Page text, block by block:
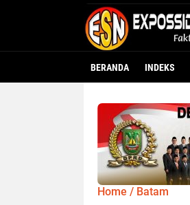
BERANDA INDEKS
Home / Batam